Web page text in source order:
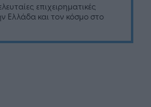
επιχειρηματικές
Ελλάδα και τον κόσμο στο